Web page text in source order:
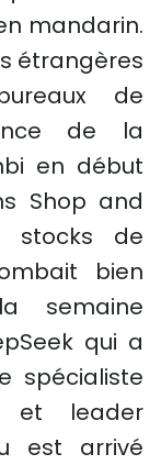
mandarin.
étrangères
de
de la
en début
Shop and
stocks de
bien
semaine
qui a
spécialiste
et leader
est arrivé